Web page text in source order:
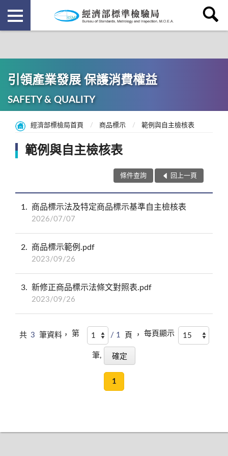
引領產業發展 保護消費權益
SAFETY & QUALITY
經濟部標檢局首頁 商品標示 範例與自主檢核表
範例與自主檢核表
條件查詢 回上一頁
1 商品標示法及特定商品標示基準自主檢核表
2026/07/07
2 商品標示範例.pdf
2023/09/26
3 新修正商品標示法條文對照表.pdf
2023/09/26
共 3 筆資料， 第 / 1 頁 ， 每頁顯示
筆,
1